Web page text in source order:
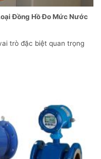
Đồng Hồ Đo Mức Nước
trò đặc biệt quan trọng